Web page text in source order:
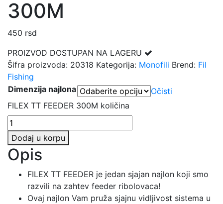
300M
450 rsd
PROIZVOD DOSTUPAN NA LAGERU
Šifra proizvoda: 20318 Kategorija: Monofili Brend: Fil
Fishing
Dimenzija najlona
Očisti
FILEX TT FEEDER 300M količina
Dodaj u korpu
Opis
FILEX TT FEEDER je jedan sjajan najlon koji smo
razvili na zahtev feeder ribolovaca!
Ovaj najlon Vam pruža sjajnu vidljivost sistema u